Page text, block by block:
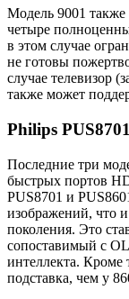
Модель 9001
четыре
в этом случае
не готовы
случае телевизор
также может
Philips
Последние три
быстрых портов
PUS8701 и
изображений, что
поколения. Это
сопоставимый с
интеллекта. Кроме
подставка, чем у